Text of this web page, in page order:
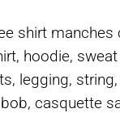
shirt
hoodie,
legging,
casquette